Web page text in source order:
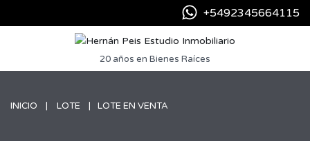
+5492345664115
20 años en Bienes Raíces
INICIO LOTE LOTE EN VENTA